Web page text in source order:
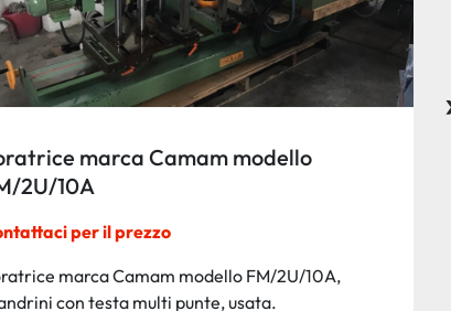
marca Camam modello
2U/10A
per il prezzo
marca Camam modello FM/2U/10A,
con testa multi punte, usata.